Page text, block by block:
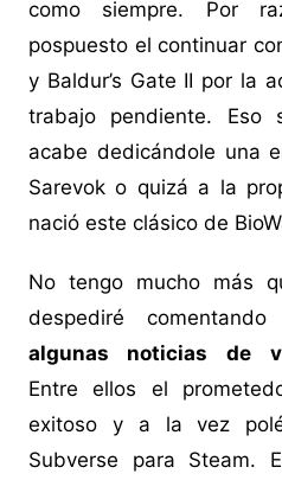
como siempre. Por
pospuesto el continuar
y Baldur’s Gate II por la
trabajo pendiente. Eso
acabe dedicándole una
Sarevok o quizá a la
nació este clásico de
No tengo mucho más
despediré
algunas noticias de
Entre ellos el
exitoso y a la vez
Subverse para Steam.